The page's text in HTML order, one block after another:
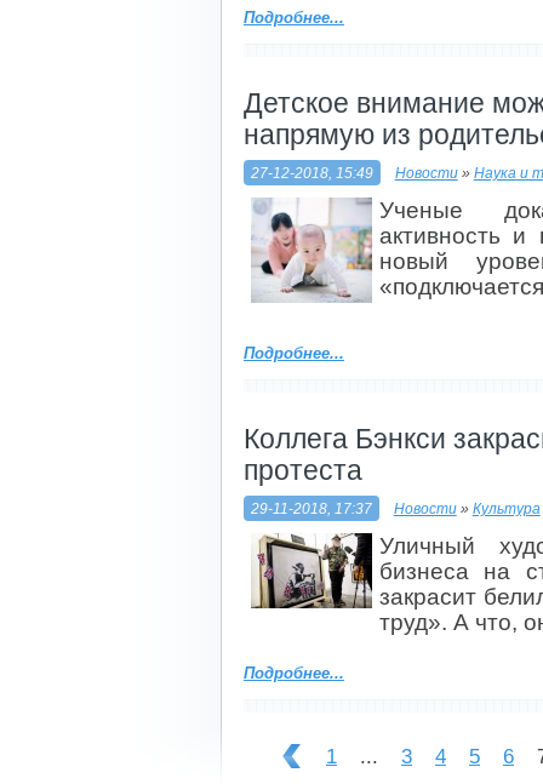
Подробнее...
Детское внимание
напрямую из
27-12-2018, 15:49 Новости» Наука и
Ученые
активность
новый
Подробнее...
Коллега Бэнкси
протеста
29-11-2018, 17:37 Новости» Культура
Уличный
бизнеса на
закрасит
труд». А что,
Подробнее...
1 ... 3 4 5 6